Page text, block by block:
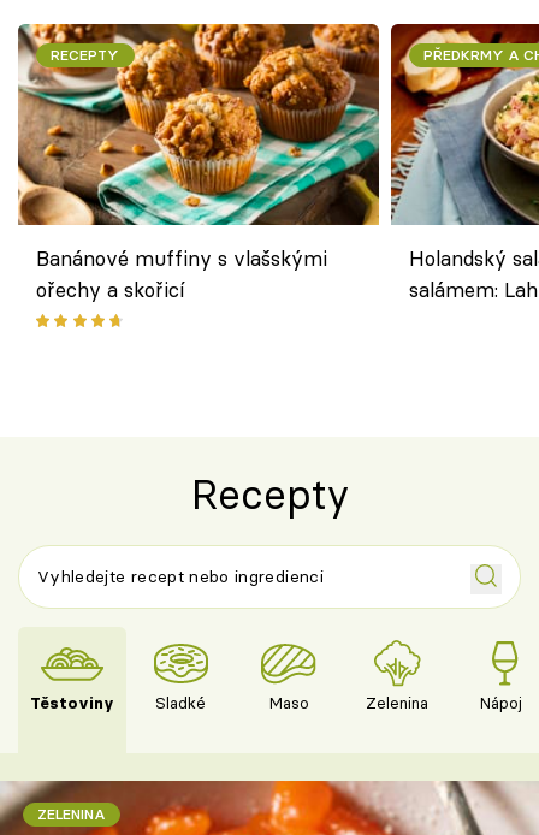
RECEPTY
Banánové muffiny s vlašskými
ořechy a skořicí
PŘEDKRMY A
Holandský
salámem:
Recepty
Těstoviny Sladké Maso Zelenina Nápoje
ZELENINA